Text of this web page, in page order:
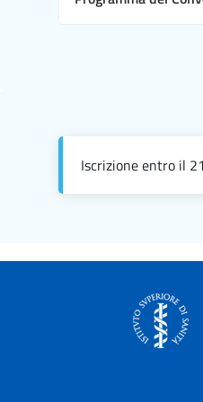
Iscrizione entro il